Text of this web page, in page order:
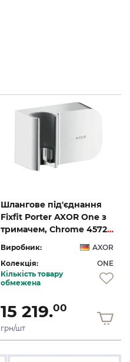
Шлангове під'єднання
Fixfit Porter AXOR One з
тримачем, Chrome 45723000
Виробник:
AXOR
Колекція:
ONE
Кількість товару
обмежена
15 219.00
грн/шт